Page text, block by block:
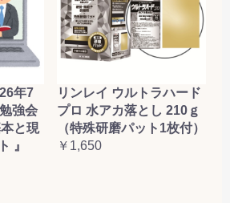
年7
強会
と現
』
リンレイ ウルトラハード
プロ 水アカ落とし 210ｇ
（特殊研磨パット1枚付）
￥1,650